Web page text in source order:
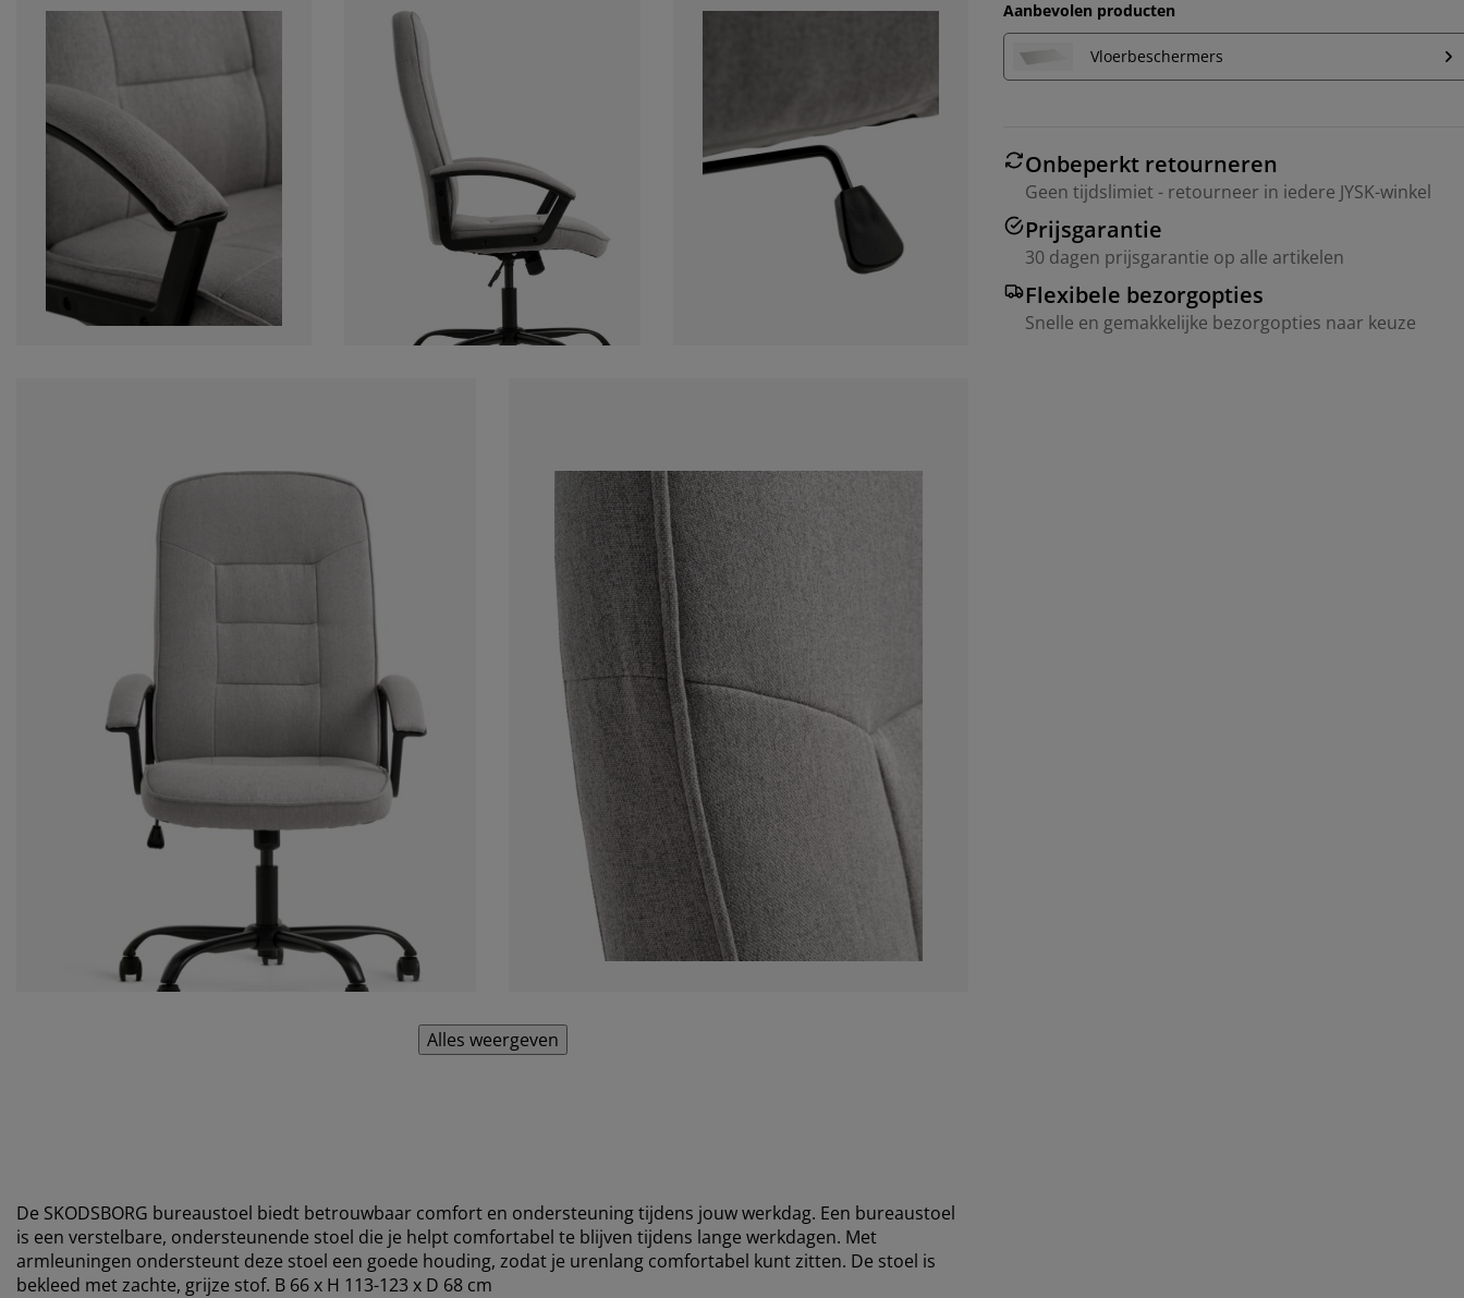
Alles weergeven
Aanbevolen producten
Vloerbeschermers
Onbeperkt retourneren
Geen tijdslimiet - retourneer in iedere JYSK-winkel
Prijsgarantie
30 dagen prijsgarantie op alle artikelen
Flexibele bezorgopties
Snelle en gemakkelijke bezorgopties naar keuze
De SKODSBORG bureaustoel biedt betrouwbaar comfort en ondersteuning tijdens jouw werkdag. Een bureaustoel
is een verstelbare, ondersteunende stoel die je helpt comfortabel te blijven tijdens lange werkdagen. Met
armleuningen ondersteunt deze stoel een goede houding, zodat je urenlang comfortabel kunt zitten. De stoel is
bekleed met zachte, grijze stof. B 66 x H 113-123 x D 68 cm